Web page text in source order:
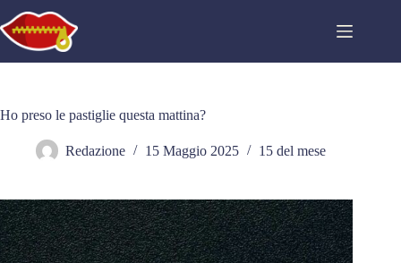
al
contenuto
Ho preso le pastiglie questa mattina?
Redazione 15 Maggio 2025 15 del mese